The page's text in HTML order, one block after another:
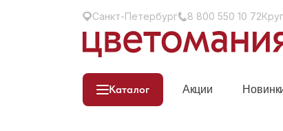
Санкт-Петербург 8 800 550 10 72
Каталог Акции